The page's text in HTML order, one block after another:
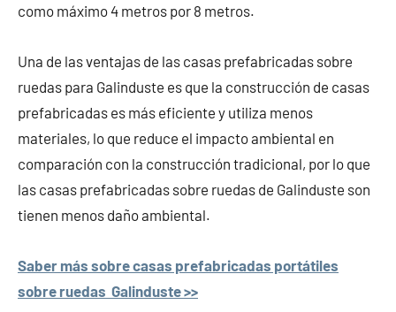
como máximo 4 metros por 8 metros.
Una de las ventajas de las casas prefabricadas sobre
ruedas para Galinduste es que la construcción de casas
prefabricadas es más eficiente y utiliza menos
materiales, lo que reduce el impacto ambiental en
comparación con la construcción tradicional, por lo que
las casas prefabricadas sobre ruedas de Galinduste son
tienen menos daño ambiental.
Saber más sobre casas prefabricadas portátiles
sobre ruedas Galinduste >>